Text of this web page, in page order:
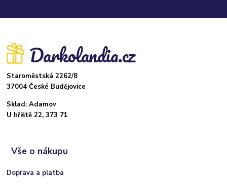
Staroměstská 2262/8
37004 České Budějovice
Sklad: Adamov
U hřiště 22, 373 71
Vše o nákupu
Doprava a platba